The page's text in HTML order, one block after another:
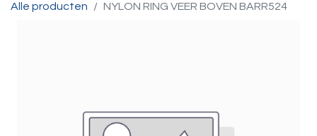
Alle producten NYLON RING VEER BOVEN BARR524